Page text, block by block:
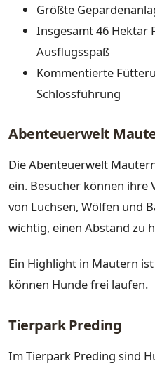
Größte
Insgesamt 46 Hektar
Ausflugsspaß
Kommentierte
Schlossführung
Abenteuerwelt
Die Abenteuerwelt
ein. Besucher können ihre
von Luchsen, Wölfen und
wichtig, einen Abstand zu
Ein Highlight in Mautern
können Hunde frei laufen.
Tierpark Preding
Im Tierpark Preding sind